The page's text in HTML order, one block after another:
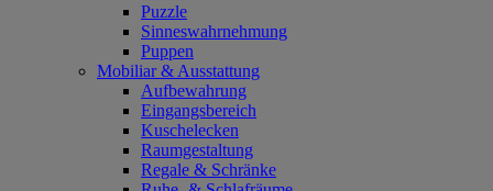
Puzzle
Sinneswahrnehmung
Puppen
Mobiliar & Ausstattung
Aufbewahrung
Eingangsbereich
Kuschelecken
Raumgestaltung
Regale & Schränke